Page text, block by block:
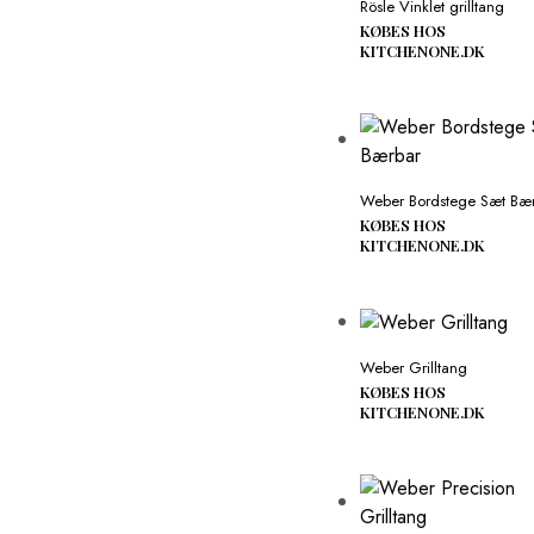
Rösle Vinklet grilltang
KØBES HOS
KITCHENONE.DK
Weber Bordstege Sæt
KØBES HOS
KITCHENONE.DK
Weber Grilltang
KØBES HOS
KITCHENONE.DK